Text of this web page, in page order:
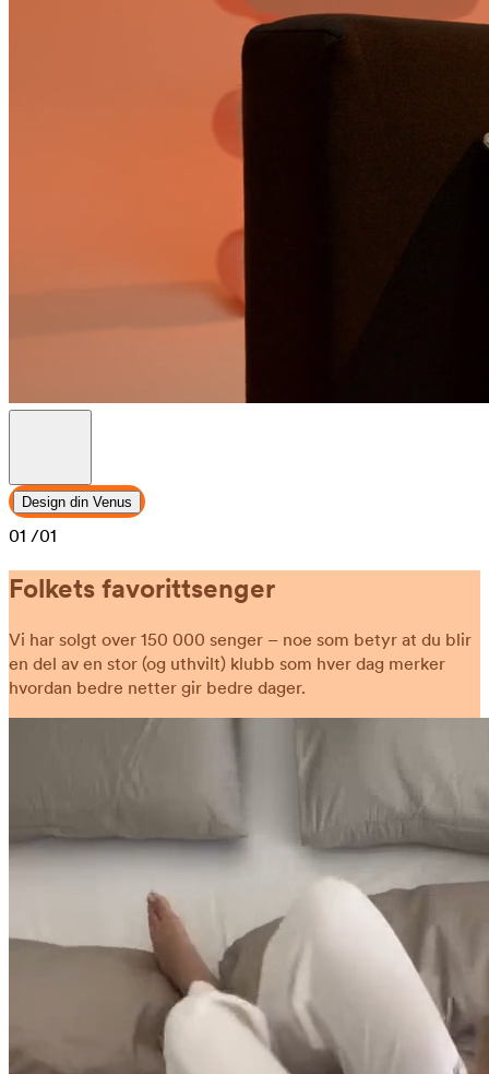
Design din Venus
01 /01
Folkets favorittsenger
Vi har solgt over 150 000 senger – noe som betyr at du blir
en del av en stor (og uthvilt) klubb som hver dag merker
hvordan bedre netter gir bedre dager.